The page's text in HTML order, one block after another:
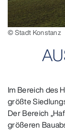
© Stadt Konstanz
Im Bereich des
größte
Der Bereich
größeren